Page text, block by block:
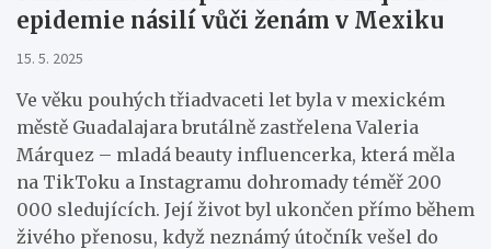
epidemie násilí vůči ženám v Mexiku
15. 5. 2025
Ve věku pouhých třiadvaceti let byla v mexickém
městě Guadalajara brutálně zastřelena Valeria
Márquez – mladá beauty influencerka, která měla
na TikToku a Instagramu dohromady téměř 200
000 sledujících. Její život byl ukončen přímo během
živého přenosu, když neznámý útočník vešel do